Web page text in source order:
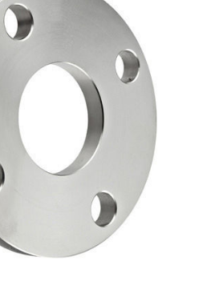
Втулка сварная удлиненная SDR
21
Крестовина сварная SDR 11
Крестовина сварная SDR 13,6
Крестовина сварная SDR 17
Крестовина сварная SDR 21
Нестандартные сегментные фитинги
Отвод 45° сварной
Отвод 45° сварной SDR 11
Отвод 45° сварной SDR 13,6
Отвод 45° сварной SDR 17
Отвод 45° сварной SDR 21
Отвод 5-35° сварной
Отвод 5-35° сварной SDR 11
Отвод 5-35° сварной SDR 13,6
Отвод 5-35° сварной SDR 17